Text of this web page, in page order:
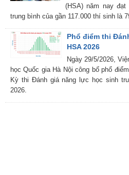
(HSA) năm nay đạt
trung bình của gần 117.000 thí sinh là
Phổ điểm thi
HSA 2026
Ngày 29/5/2026,
học Quốc gia Hà Nội công bố phổ
Kỳ thi Đánh giá năng lực học sinh
2026.